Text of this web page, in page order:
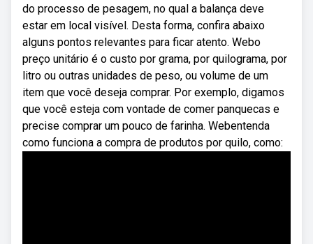
do processo de pesagem, no qual a balança deve
estar em local visível. Desta forma, confira abaixo
alguns pontos relevantes para ficar atento. Webo
preço unitário é o custo por grama, por quilograma, por
litro ou outras unidades de peso, ou volume de um
item que você deseja comprar. Por exemplo, digamos
que você esteja com vontade de comer panquecas e
precise comprar um pouco de farinha. Webentenda
como funciona a compra de produtos por quilo, como: